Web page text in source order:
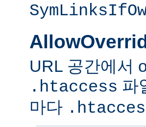
URL 공간에서
.htaccess 파
마다